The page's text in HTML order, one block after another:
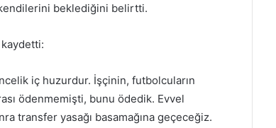
beklediğini belirtti.
iç huzurdur. İşçinin, futbolcuların
ödenmemişti, bunu ödedik. Evvel
transfer yasağı basamağına geçeceğiz.